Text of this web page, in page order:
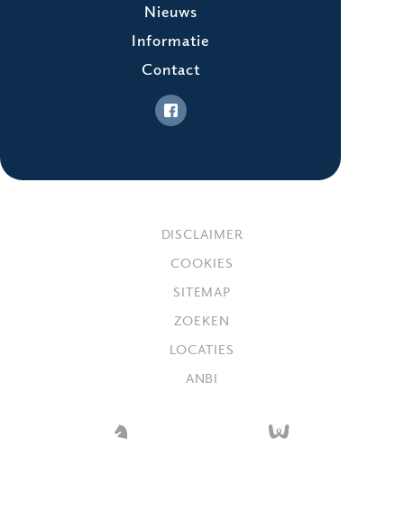
Nieuws
Informatie
Contact
DISCLAIMER
COOKIES
SITEMAP
ZOEKEN
LOCATIES
ANBI